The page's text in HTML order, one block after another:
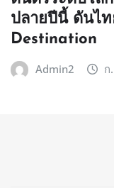
ปลายปีนี้ ดันไ
Destination
Admin2 ก